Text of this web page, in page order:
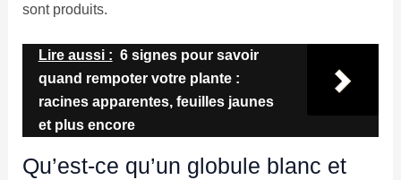
sont produits.
Lire aussi : 6 signes pour savoir
quand rempoter votre plante :
racines apparentes, feuilles jaunes
et plus encore
Qu’est-ce qu’un globule blanc et